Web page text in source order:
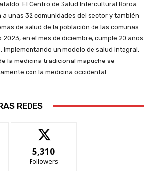
El Centro de Salud Intercultural Boroa
a unas 32 comunidades del sector y también
de salud de la población de las comunas
2023, en el mes de diciembre, cumple 20 años
implementando un modelo de salud integral,
la medicina tradicional mapuche se
con la medicina occidental.
REDES
5,310
Followers